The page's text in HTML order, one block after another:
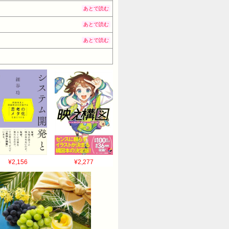
あとで読む
あとで読む
あとで読む
¥2,156 ¥2,277